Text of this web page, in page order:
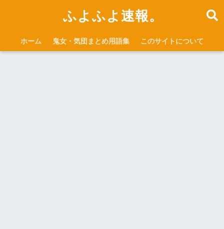
ふよふよ速報。
ホーム 鬼女・気団まとめ用語集 このサイトについて